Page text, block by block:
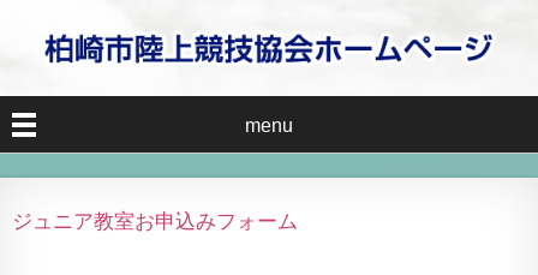
menu
ジュニア教室お申込みフォーム